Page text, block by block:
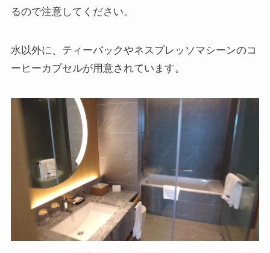
るので注意してください。
水以外に、ティーバックやネスプレッソマシーンのコ
ーヒーカプセルが用意されています。